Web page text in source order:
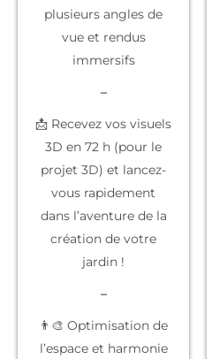
plusieurs angles de
vue et rendus
immersifs
–
📩 Recevez vos visuels
3D en 72 h (pour le
projet 3D) et lancez-
vous rapidement
dans l’aventure de la
création de votre
jardin !
–
👨‍🎨 Optimisation de
l’espace et harmonie